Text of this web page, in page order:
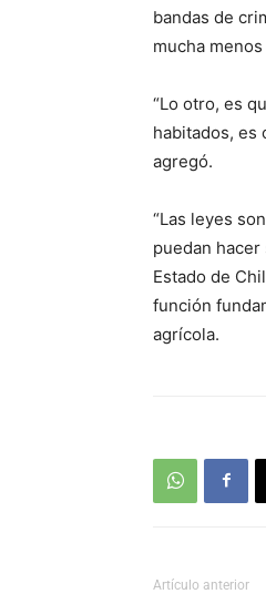
bandas de
mucha
“Lo otro, es
habitados, es
agregó.
“Las leyes
puedan
Estado de
función
agrícola.
Artículo anterior